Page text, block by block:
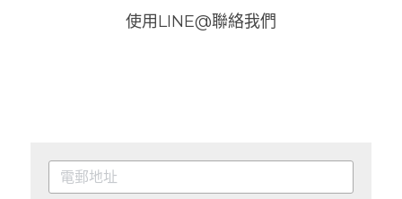
使用LINE@聯絡我們